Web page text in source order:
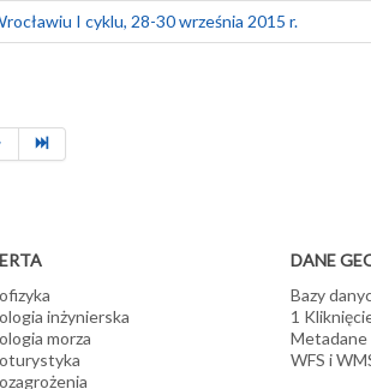
I cyklu, 28-30 września 2015 r.
inżynierska
morza
DANE
Bazy
1
Metadane
WFS i